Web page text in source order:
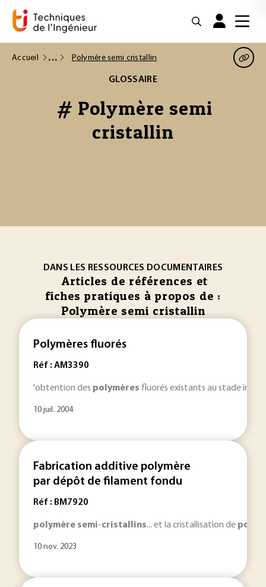
Accueil Polymère semi cristallin
GLOSSAIRE
# Polymère semi
cristallin
DANS LES RESSOURCES DOCUMENTAIRES
Articles de références et
fiches pratiques à propos de :
Polymère semi cristallin
Polymères fluorés
Réf : AM3390
'obtention des polymères fluorés existants au stade
10 juil. 2004
Fabrication additive polymère
par dépôt de filament fondu
Réf : BM7920
polymère semi-cristallins... et la cristallisation de
10 nov. 2023